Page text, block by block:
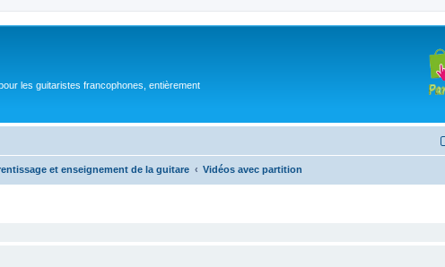
les guitaristes francophones, entièrement
et enseignement de la guitare Vidéos avec partition